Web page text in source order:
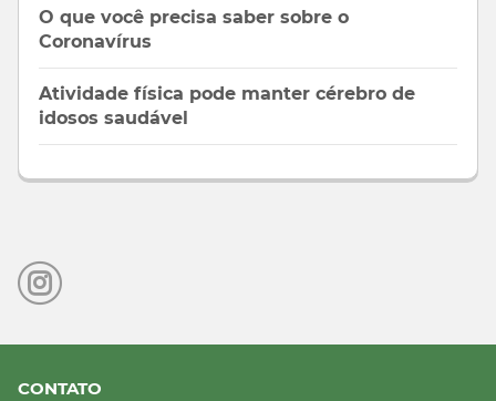
O que você precisa saber sobre o
Coronavírus
Atividade física pode manter cérebro de
idosos saudável
CONTATO